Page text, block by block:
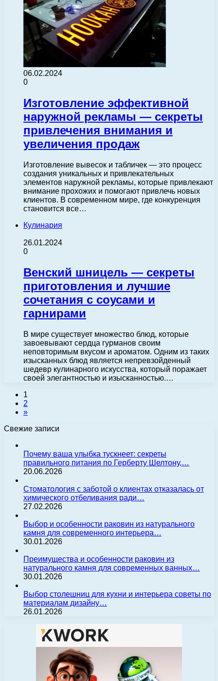
06.02.2024
0
Изготовление эффективной
наружной рекламы — секреты
привлечения внимания и
увеличения продаж
Изготовление вывесок и табличек — это процесс
создания уникальных и привлекательных
элементов наружной рекламы, которые привлекают
внимание прохожих и помогают привлечь новых
клиентов. В современном мире, где конкуренция
становится все…
Кулинария
26.01.2024
0
Венский шницель — секреты
приготовления и лучшие
сочетания с соусами и
гарнирами
В мире существует множество блюд, которые
завоевывают сердца гурманов своим
неповторимым вкусом и ароматом. Одним из таких
изысканных блюд является непревзойденный
шедевр кулинарного искусства, который поражает
своей элегантностью и изысканностью.…
1
2
»
Свежие записи
Почему ваша улыбка тускнеет: секреты
правильного питания по Герберту Шелтону,…
20.06.2026
Стоматология с заботой о клиентах отказалась от
химического отбеливания ради…
27.02.2026
Выбор и особенности раковин из натурального
камня для современного интерьера…
30.01.2026
Преимущества и особенности раковин из
натурального камня для современных ванных…
30.01.2026
Выбор столешниц для кухни и интерьера советы по
материалам дизайну…
26.01.2026